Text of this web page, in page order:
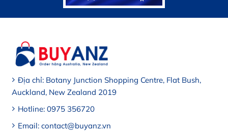
Chống vi khuẩn để bảo vệ da tay khỏi nhiễm trùng.
Địa chỉ: Botany Junction Shopping Centre, Flat Bush,
Auckland, New Zealand 2019
Hotline: 0975 356720
Email: contact@buyanz.vn